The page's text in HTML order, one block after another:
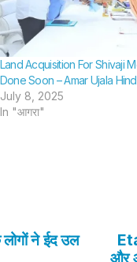
Land Acquisition For Shivaji
Done Soon – Amar Ujala
July 8, 2025
In "आगरा"
ने ईद उल